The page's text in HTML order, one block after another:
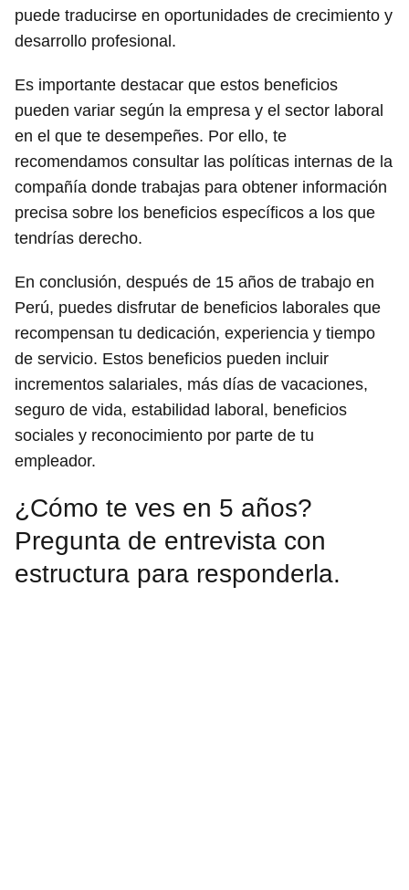
puede traducirse en oportunidades de crecimiento y
desarrollo profesional.
Es importante destacar que estos beneficios
pueden variar según la empresa y el sector laboral
en el que te desempeñes. Por ello, te
recomendamos consultar las políticas internas de la
compañía donde trabajas para obtener información
precisa sobre los beneficios específicos a los que
tendrías derecho.
En conclusión, después de 15 años de trabajo en
Perú, puedes disfrutar de beneficios laborales que
recompensan tu dedicación, experiencia y tiempo
de servicio. Estos beneficios pueden incluir
incrementos salariales, más días de vacaciones,
seguro de vida, estabilidad laboral, beneficios
sociales y reconocimiento por parte de tu
empleador.
¿Cómo te ves en 5 años?
Pregunta de entrevista con
estructura para responderla.